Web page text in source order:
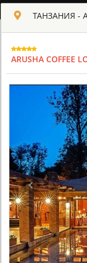
РУССКИЙ
ARUSHA
ТАНЗАНИЯ -
ARUSHA COFFEE